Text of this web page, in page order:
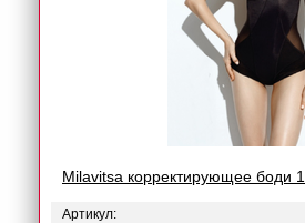
Milavitsa корректирующее боди
Артикул: